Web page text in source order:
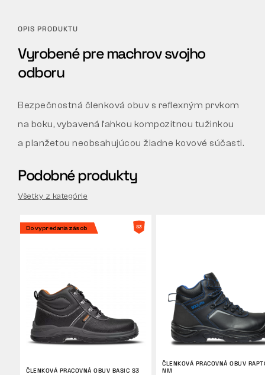
OPIS PRODUKTU
Vyrobené pre machrov svojho
odboru
Bezpečnostná členková obuv s reflexným prvkom
na boku, vybavená ľahkou kompozitnou tužinkou
a planžetou neobsahujúcou žiadne kovové súčasti.
Podobné produkty
Všetky z kategórie
Do vypredania zásob
ČLENKOVÁ PRACOVNÁ OBUV BASIC S3
ČLENKOVÁ PRACOVNÁ OBUV
NM